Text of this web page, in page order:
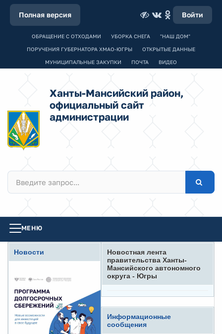
Полная версия Войти
ОБРАЩЕНИЕ С ОТХОДАМИ УБОРКА СНЕГА "НАШ ДОМ"
ПОРУЧЕНИЯ ГУБЕРНАТОРА ХМАО-ЮГРЫ ОТКРЫТЫЕ ДАННЫЕ
МУНИЦИПАЛЬНЫЕ ЗАКУПКИ ПОЧТА ВИДЕО
Ханты-Мансийский район,
официальный сайт
администрации
МЕНЮ
Новости
Новостная лента
правительства Ханты-
Мансийского автономного
округа - Югры
Информационные
сообщения